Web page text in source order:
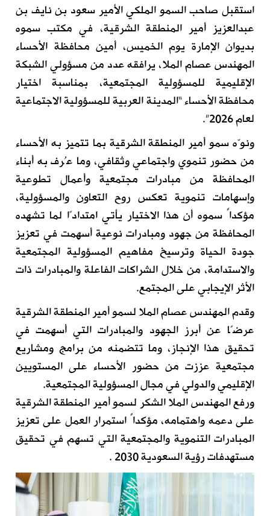
استقبل صاحب السمو الملكي الأمير سعود بن نايف بن
عبدالعزيز أمير المنطقة الشرقية، في مكتب سموه
بديوان الإمارة يوم الخميس، أمين محافظة الأحساء
المهندس عصام الملا، يرافقه عدد من مسؤولي الشبكة
الإقليمية للمسؤولية المجتمعية، بمناسبة اختيار
محافظة الأحساء “المدينة العربية للمسؤولية الاجتماعية
لعام 2026”.
ونوّه سمو أمير المنطقة الشرقية بما تتميز به الأحساء
من حضور تنموي واجتماعي وثقافي، وما عُرف به أبناء
المحافظة من مبادرات مجتمعية وأعمال تطوعية
وإسهامات تنموية تعكس روح التعاون والمسؤولية،
مؤكداً سموه أن هذا الاختيار يأتي امتدادًا لما تشهده
المحافظة من جهود ومبادرات نوعية أسهمت في تعزيز
جودة الحياة وترسيخ مفاهيم المسؤولية المجتمعية
والاستدامة، من خلال الشراكات الفاعلة والمبادرات ذات
الأثر الإيجابي على المجتمع.
وقدم المهندس عصام الملا لسمو أمير المنطقة الشرقية
عرضًا عن أبرز الجهود والمبادرات التي أسهمت في
تحقيق هذا الإنجاز، وما تتضمنه من برامج ومشاريع
مجتمعية عززت من حضور الأحساء على المستويين
الإقليمي والدولي في مجال المسؤولية المجتمعية.
ورفع المهندس الملا الشكر لسمو أمير المنطقة الشرقية
على دعمه واهتمامه، مؤكداً استمرار العمل على تعزيز
المبادرات التنموية والمجتمعية التي تسهم في تحقيق
مستهدفات رؤية السعودية 2030 .